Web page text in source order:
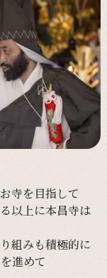
お寺を目指して
以上に本昌寺は
組みも積極的に
進めて